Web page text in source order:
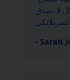
لا يصدق
-